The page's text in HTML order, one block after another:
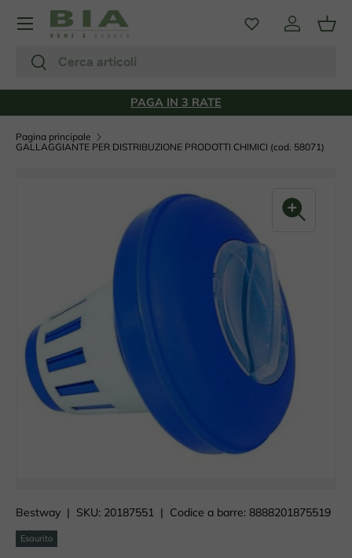
Passa ai contenuti
CercaCerca
Accedi
Menu
PAGA IN 3 RATE
Pagina principale
GALLAGGIANTE PER DISTRIBUZIONE PRODOTTI CHIMICI (cod. 58071)
Bestway | SKU: 20187551 | Codice a barre: 8888201875519
Esaurito